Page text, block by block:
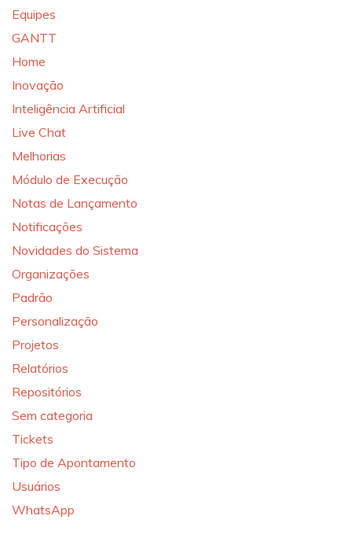
Equipes
GANTT
Home
Inovação
Inteligência Artificial
Live Chat
Melhorias
Módulo de Execução
Notas de Lançamento
Notificações
Novidades do Sistema
Organizações
Padrão
Personalização
Projetos
Relatórios
Repositórios
Sem categoria
Tickets
Tipo de Apontamento
Usuários
WhatsApp